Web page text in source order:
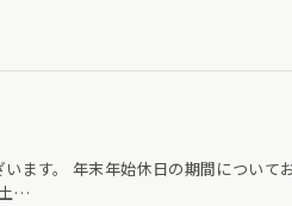
ます。 年末年始休日の期間について
…